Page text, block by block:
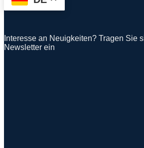
Interesse an Neuigkeiten? Tragen Sie
Newsletter ein